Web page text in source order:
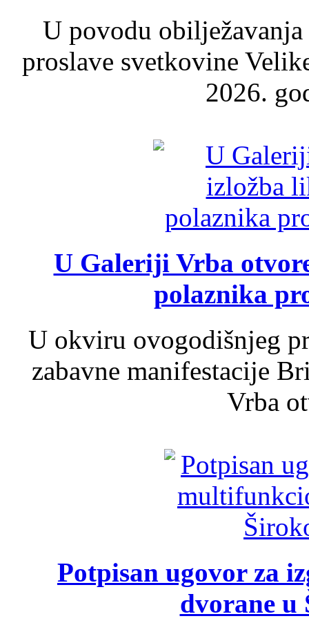
U povodu
proslave svetkovine
2026.
U Galeriji Vrba
polaznika
U okviru ovogodišnjeg
zabavne manifestacije
Vrba
Potpisan ugovor za
dvorane u